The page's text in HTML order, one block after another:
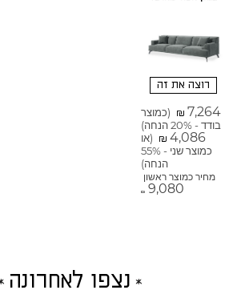
רוצה את זה
₪ 7,264
(כמוצר
בודד - 20% הנחה)
₪ 4,086
(או
כמוצר שני - 55%
הנחה)
מחיר כמוצר ראשון
₪ 9,080
נצפו לאחרונה